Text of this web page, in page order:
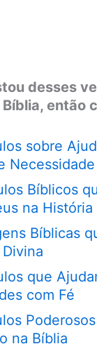
desses
então
sobre
Necessidade
Bíblicos
na História
Bíblicas
que
com Fé
na Bíblia